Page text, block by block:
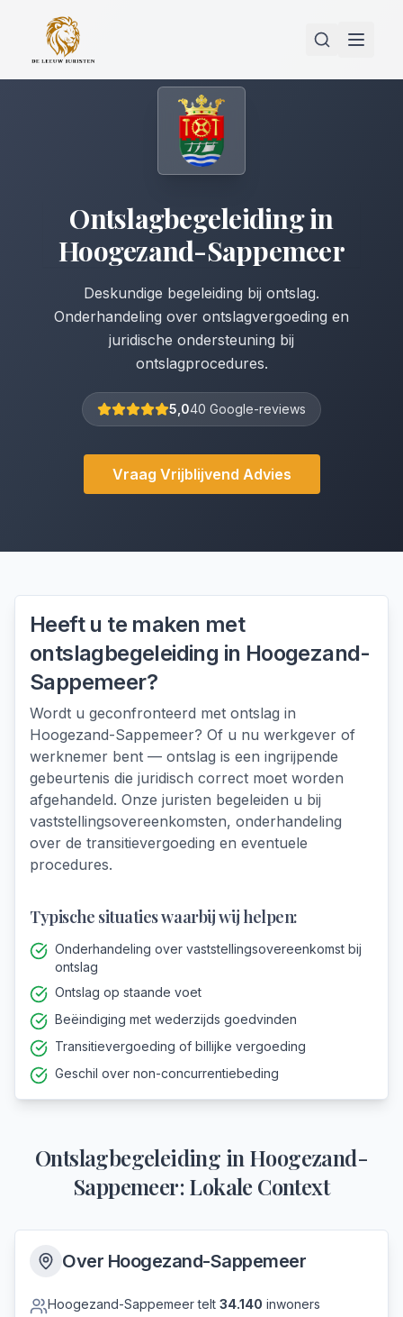
Ontslagbegeleidingin
Hoogezand-Sappemeer
Deskundige begeleiding bij ontslag.
Onderhandeling over ontslagvergoeding en
juridische ondersteuning bij
ontslagprocedures.
5,040 Google-reviews
Vraag Vrijblijvend Advies
Heeft u te maken met
ontslagbegeleiding in Hoogezand-
Sappemeer?
Wordt u geconfronteerd met ontslag in
Hoogezand-Sappemeer? Of u nu werkgever of
werknemer bent — ontslag is een ingrijpende
gebeurtenis die juridisch correct moet worden
afgehandeld. Onze juristen begeleiden u bij
vaststellingsovereenkomsten, onderhandeling
over de transitievergoeding en eventuele
procedures.
Typische situaties waarbij wij helpen:
Onderhandeling over vaststellingsovereenkomst bij
ontslag
Ontslag op staande voet
Beëindiging met wederzijds goedvinden
Transitievergoeding of billijke vergoeding
Geschil over non-concurrentiebeding
Ontslagbegeleiding in Hoogezand-
Sappemeer: Lokale Context
Over Hoogezand-Sappemeer
Hoogezand-Sappemeertelt 34.140 inwoners